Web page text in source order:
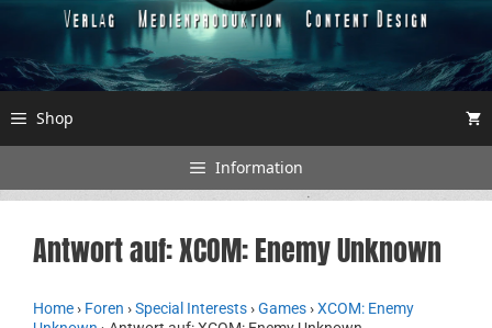
Shop
Information
Antwort auf: XCOM: Enemy Unknown
Home› Foren ›Special Interests›Games›XCOM: Enemy